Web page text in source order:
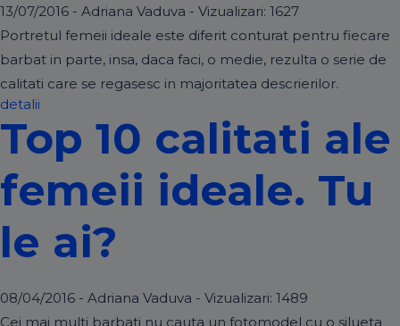
13/07/2016 - Adriana Vaduva - Vizualizari: 1627
Portretul femeii ideale este diferit conturat pentru fiecare
barbat in parte, insa, daca faci, o medie, rezulta o serie de
calitati care se regasesc in majoritatea descrierilor.
detalii
Top 10 calitati ale
femeii ideale. Tu
le ai?
08/04/2016 - Adriana Vaduva - Vizualizari: 1489
Cei mai multi barbati nu cauta un fotomodel cu o silueta